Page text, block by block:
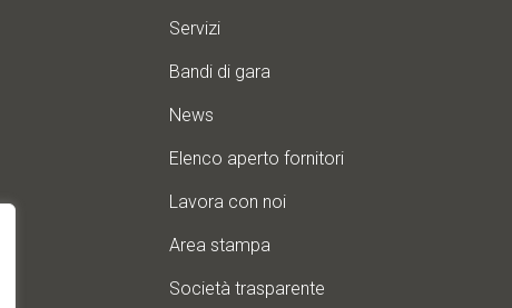
Servizi
Bandi di gara
News
Elenco aperto fornitori
Lavora con noi
Area stampa
Società trasparente